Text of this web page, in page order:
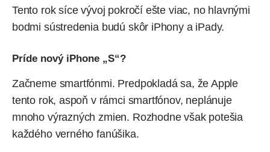
Tento rok síce vývoj pokročí ešte viac, no hlavnými
bodmi sústredenia budú skôr iPhony a iPady.
Príde nový iPhone „S“?
Začneme smartfónmi. Predpokladá sa, že Apple
tento rok, aspoň v rámci smartfónov, neplánuje
mnoho výrazných zmien. Rozhodne však potešia
každého verného fanúšika.